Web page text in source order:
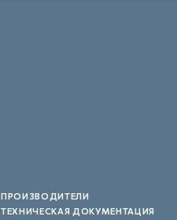
ПРОИЗВОДИТЕЛИ
ТЕХНИЧЕСКАЯ ДОКУМЕНТАЦИЯ